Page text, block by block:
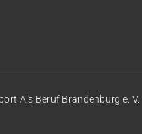
Als Beruf Brandenburg e. V.